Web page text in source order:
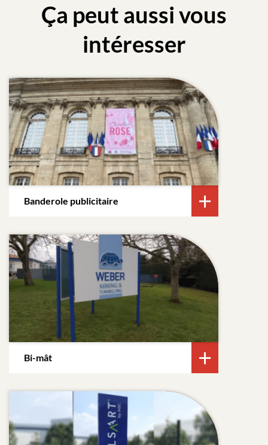
Ça peut aussi vous
intéresser
Banderole publicitaire
Bi-mât